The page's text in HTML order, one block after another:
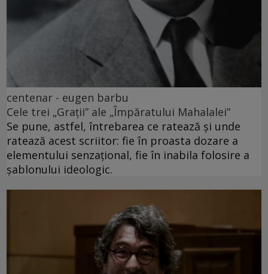
centenar - eugen barbu
Cele trei „Grații” ale „Împăratului Mahalalei”
Se pune, astfel, întrebarea ce ratează și unde
ratează acest scriitor: fie în proasta dozare a
elementului senzațional, fie în inabila folosire a
șablonului ideologic.